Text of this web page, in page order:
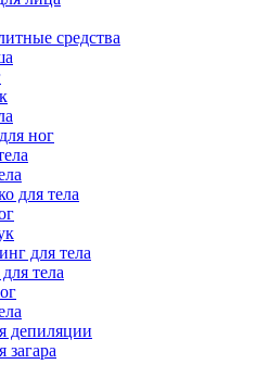
средства
ног
для тела
для тела
тела
депиляции
загара